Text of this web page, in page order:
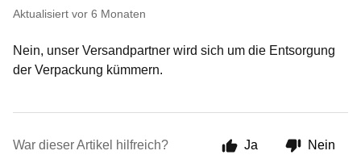
Aktualisiert vor 6 Monaten
Nein, unser Versandpartner wird sich um die Entsorgung
der Verpackung kümmern.
War dieser Artikel hilfreich? Ja Nein